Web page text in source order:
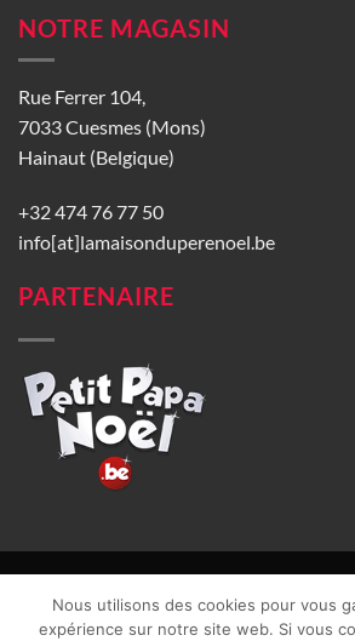
NOTRE MAGASIN
Rue Ferrer 104,
7033 Cuesmes (Mons)
Hainaut (Belgique)
+32 474 76 77 50
info[at]lamaisonduperenoel.be
PARTENAIRE
CGU| Vie privée| TVA : BE0840965749 |
Nous utilisons des cookies pour vous
expérience sur notre site web. Si vous